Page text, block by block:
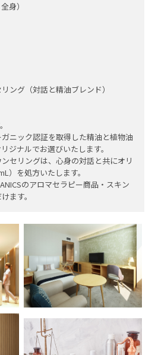
身）
ング（対話と精油ブレンド）
ニック認証を取得した精油と植物油
ジナルでお選びいたします。
セリングは、心身の対話と共にオリ
）を処方いたします。
のアロマセラピー商品・スキン
ます。